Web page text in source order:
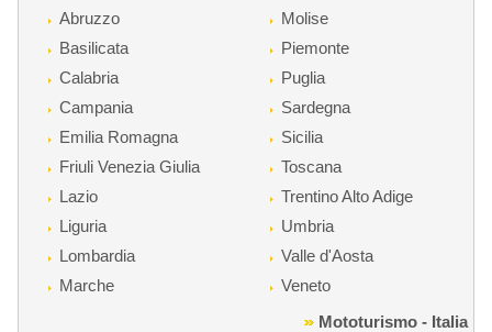
Abruzzo
Basilicata
Calabria
Campania
Emilia Romagna
Friuli Venezia Giulia
Lazio
Liguria
Lombardia
Marche
Molise
Piemonte
Puglia
Sardegna
Sicilia
Toscana
Trentino Alto Adige
Umbria
Valle d'Aosta
Veneto
Mototurismo - Italia